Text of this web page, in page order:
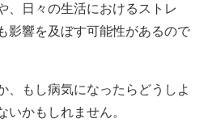
、日々の生活におけるストレ
影響を及ぼす可能性があるので
、もし病気になったらどうしよ
いかもしれません。